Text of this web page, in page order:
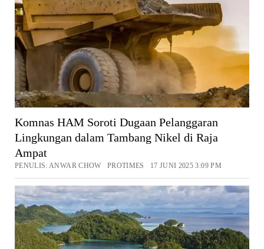
Komnas HAM Soroti Dugaan Pelanggaran
Lingkungan dalam Tambang Nikel di Raja
Ampat
PENULIS: ANWAR CHOW PROTIMES 17 JUNI 2025 3:09 PM